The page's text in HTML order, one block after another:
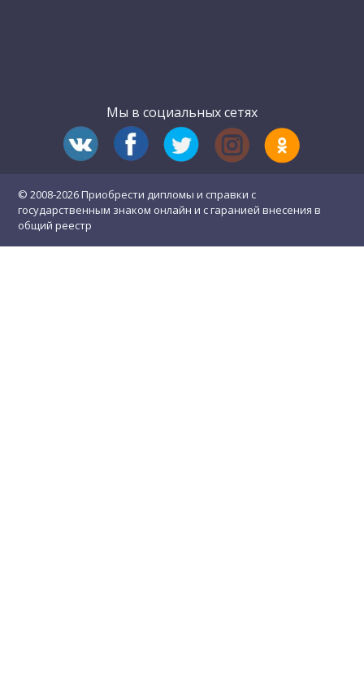
Мы в социальных сетях
© 2008-2026 Приобрести дипломы и справки с
государственным знаком онлайн и с гаранией внесения в
общий реестр